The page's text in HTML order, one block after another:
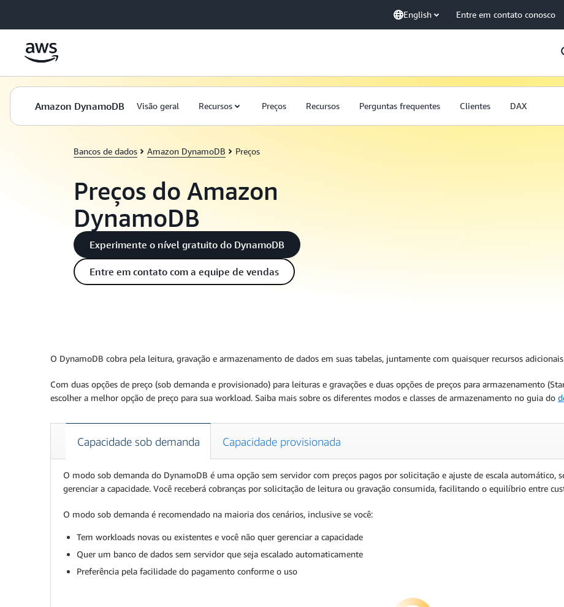
English Entre em contato conosco
Bancos de dados Amazon DynamoDB Preços
Preços do Amazon
DynamoDB
Experimente o nível gratuito do DynamoDB
Entre em contato com a equipe de vendas
Amazon DynamoDB Visão geral Recursos Preços Recursos Perguntas frequentes Clientes DAX
O DynamoDB cobra pela leitura, gravação e armazenamento de dados em suas tabelas, juntamente com quaisquer recursos
Com duas opções de preço (sob demanda e provisionado) para leituras e gravações e duas opções de preços para armazenamento
escolher a melhor opção de preço para sua workload. Saiba mais sobre os diferentes modos e classes de armazenamento no guia do
Capacidade sob demanda Capacidade provisionada
O modo sob demanda do DynamoDB é uma opção sem servidor com preços pagos por solicitação e ajuste de escala automático,
gerenciar a capacidade. Você receberá cobranças por solicitação de leitura ou gravação consumida, facilitando o equilíbrio entre
O modo sob demanda é recomendado na maioria dos cenários, inclusive se você:
Tem workloads novas ou existentes e você não quer gerenciar a capacidade
Quer um banco de dados sem servidor que seja escalado automaticamente
Preferência pela facilidade do pagamento conforme o uso